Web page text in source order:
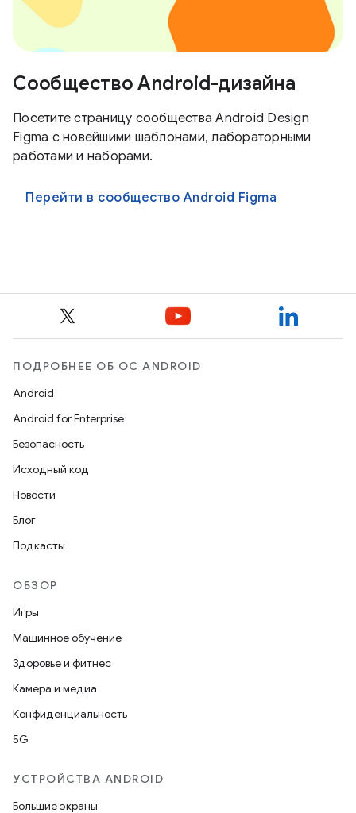
Сообщество Android-дизайна
Посетите страницу сообщества Android Design
Figma с новейшими шаблонами, лабораторными
работами и наборами.
Перейти в сообщество Android Figma
ПОДРОБНЕЕ ОБ ОС ANDROID
Android
Android for Enterprise
Безопасность
Исходный код
Новости
Блог
Подкасты
ОБЗОР
Игры
Машинное обучение
Здоровье и фитнес
Камера и медиа
Конфиденциальность
5G
УСТРОЙСТВА ANDROID
Большие экраны